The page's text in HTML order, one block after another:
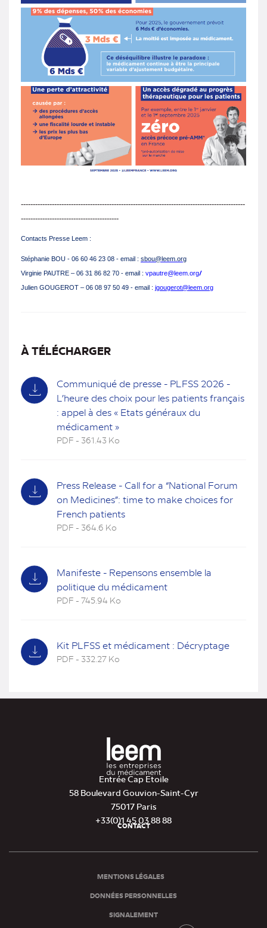
----------------------------------------------------------------------------------------------
-----------------------------------------
Contacts Presse Leem :
Stéphanie BOU - 06 60 46 23 08 - email : sbou@leem.org
Virginie PAUTRE – 06 31 86 82 70 - email : vpautre@leem.org/
Julien GOUGEROT – 06 08 97 50 49 - email : jgougerot@leem.org
À TÉLÉCHARGER
Communiqué de presse - PLFSS 2026 -
L’heure des choix pour les patients français
: appel à des « Etats généraux du
médicament »
PDF - 361.43 Ko
Press Release - Call for a “National Forum
on Medicines”: time to make choices for
French patients
PDF - 364.6 Ko
Manifeste - Repensons ensemble la
politique du médicament
PDF - 745.94 Ko
Kit PLFSS et médicament : Décryptage
PDF - 332.27 Ko
Entrée Cap Etoile
58 Boulevard Gouvion-Saint-Cyr
75017 Paris
+33(0)1 45 03 88 88
de
CONTACT
MENTIONS LÉGALES
DONNÉES PERSONNELLES
SIGNALEMENT